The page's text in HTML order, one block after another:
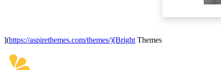
](https://aspirethemes.com/themes/)[Bright Themes